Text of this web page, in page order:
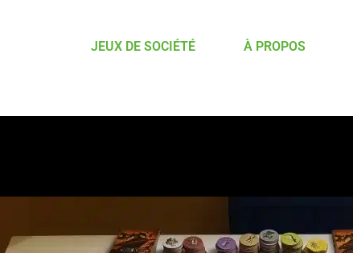
JEUX DE SOCIÉTÉ À PROPOS